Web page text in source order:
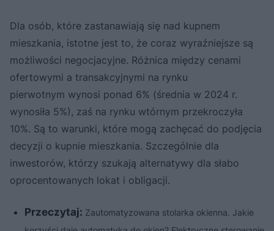
Dla osób, które zastanawiają się nad kupnem
mieszkania, istotne jest to, że coraz wyraźniejsze są
możliwości negocjacyjne. Różnica między cenami
ofertowymi a transakcyjnymi na rynku
pierwotnym wynosi ponad 6% (średnia w 2024 r.
wynosiła 5%), zaś na rynku wtórnym przekroczyła
10%. Są to warunki, które mogą zachęcać do podjęcia
decyzji o kupnie mieszkania. Szczególnie dla
inwestorów, którzy szukają alternatywy dla słabo
oprocentowanych lokat i obligacji.
Przeczytaj: Zautomatyzowana stolarka okienna. Jakie